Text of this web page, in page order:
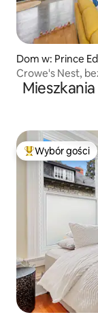
Dom w: Prince
Crowe's Nest,
z hydromasażem
Wybór gości